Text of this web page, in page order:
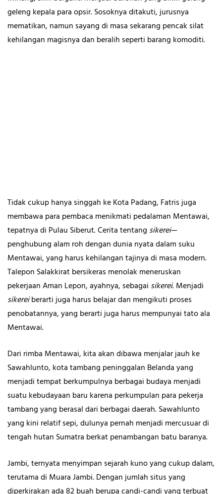
geleng kepala para opsir. Sosoknya ditakuti, jurusnya
mematikan, namun sayang di masa sekarang pencak silat
kehilangan magisnya dan beralih seperti barang komoditi.
Tidak cukup hanya singgah ke Kota Padang, Fatris juga
membawa para pembaca menikmati pedalaman Mentawai,
tepatnya di Pulau Siberut. Cerita tentang sikerei—
penghubung alam roh dengan dunia nyata dalam suku
Mentawai, yang harus kehilangan tajinya di masa modern.
Talepon Salakkirat bersikeras menolak meneruskan
pekerjaan Aman Lepon, ayahnya, sebagai sikerei. Menjadi
sikereiberarti juga harus belajar dan mengikuti proses
penobatannya, yang berarti juga harus mempunyai tato ala
Mentawai.
Dari rimba Mentawai, kita akan dibawa menjalar jauh ke
Sawahlunto, kota tambang peninggalan Belanda yang
menjadi tempat berkumpulnya berbagai budaya menjadi
suatu kebudayaan baru karena perkumpulan para pekerja
tambang yang berasal dari berbagai daerah. Sawahlunto
yang kini relatif sepi, dulunya pernah menjadi mercusuar di
tengah hutan Sumatra berkat penambangan batu baranya.
Jambi, ternyata menyimpan sejarah kuno yang cukup dalam,
terutama di Muara Jambi. Dengan jumlah situs yang